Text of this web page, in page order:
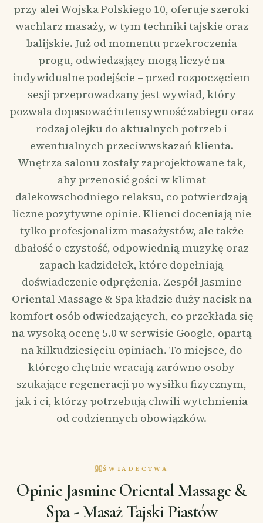
przy alei Wojska Polskiego 10, oferuje szeroki
wachlarz masaży, w tym techniki tajskie oraz
balijskie. Już od momentu przekroczenia
progu, odwiedzający mogą liczyć na
indywidualne podejście – przed rozpoczęciem
sesji przeprowadzany jest wywiad, który
pozwala dopasować intensywność zabiegu oraz
rodzaj olejku do aktualnych potrzeb i
ewentualnych przeciwwskazań klienta.
Wnętrza salonu zostały zaprojektowane tak,
aby przenosić gości w klimat
dalekowschodniego relaksu, co potwierdzają
liczne pozytywne opinie. Klienci doceniają nie
tylko profesjonalizm masażystów, ale także
dbałość o czystość, odpowiednią muzykę oraz
zapach kadzidełek, które dopełniają
doświadczenie odprężenia. Zespół Jasmine
Oriental Massage & Spa kładzie duży nacisk na
komfort osób odwiedzających, co przekłada się
na wysoką ocenę 5.0 w serwisie Google, opartą
na kilkudziesięciu opiniach. To miejsce, do
którego chętnie wracają zarówno osoby
szukające regeneracji po wysiłku fizycznym,
jak i ci, którzy potrzebują chwili wytchnienia
od codziennych obowiązków.
ŚWIADECTWA
Opinie Jasmine Oriental Massage &
Spa - Masaż Tajski Piastów